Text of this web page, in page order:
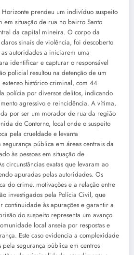
prendeu um indivíduo suspeito
em situação de rua no bairro Santo
da capital mineira. O corpo da
sinais de violência, foi descoberto
autoridades a iniciarem uma
identificar e capturar o responsável
policial resultou na detenção de um
extenso histórico criminal, com 44
polícia por diversos delitos, indicando
agressivo e reincidência. A vítima,
por ser um morador de rua da região
do Contorno, local onde o suspeito
pela crueldade e levanta
segurança pública em áreas centrais da
às pessoas em situação de
circunstâncias exatas que levaram ao
apuradas pelas autoridades. Os
do crime, motivações e a relação entre
investigados pela Polícia Civil, que
continuidade às apurações e garantir a
do suspeito representa um avanço
local anseia por respostas e
Este caso evidencia a complexidade
pela segurança pública em centros